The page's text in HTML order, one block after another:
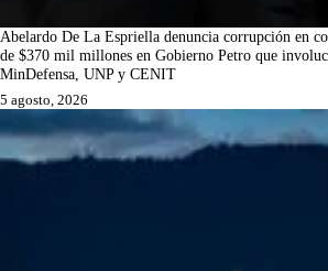
Abelardo De La Espriella denuncia corrupción en
de $370 mil millones en Gobierno Petro que
MinDefensa, UNP y CENIT
5 agosto, 2026